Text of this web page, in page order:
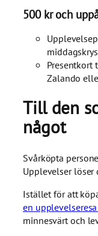
500 kr och
Presentkort
Zalando
Till den
något
Svårköpta
Upplevelser
Istället för att
en
minnesvärt och